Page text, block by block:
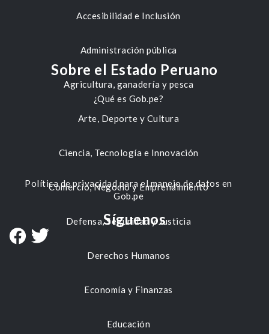
Accesibilidad e Inclusión
Administración pública
Agricultura, ganadería y pesca
Arte, Deporte y Cultura
Ciencia, Tecnología e Innovación
Comercio, Negocio y Emprendimiento
Defensa, Seguridad y Justicia
Derechos Humanos
Economía y Finanzas
Educación
Sobre el Estado Peruano
¿Qué es Gob.pe?
Política de privacidad para el manejo de datos en
Gob.pe
Síguenos